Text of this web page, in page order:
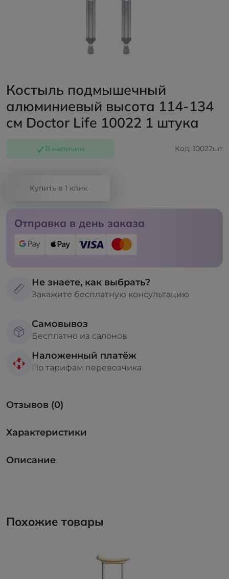
Костыль подмышечный
алюминиевый высота 114-134
см Doctor Life 10022 1 штука
В наличии Код: 10022шт
Купить в 1 клик
Отправка в день заказа
Не знаете, как выбрать?
Закажите бесплатную консультацию
Самовывоз
Бесплатно из салонов
Наложенный платёж
По тарифам перевозчика
Отзывов (0)
Характеристики
Описание
Похожие товары